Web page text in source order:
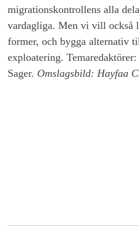
migrationskontrollens alla
vardagliga. Men vi vill också
former, och bygga alternativ
exploatering.
Sager. Omslagsbild: Hayfaa